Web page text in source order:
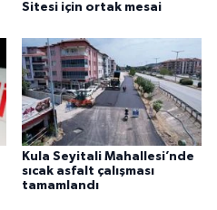
Sitesi için ortak mesai
Kula Seyitali Mahallesi’nde
sıcak asfalt çalışması
tamamlandı